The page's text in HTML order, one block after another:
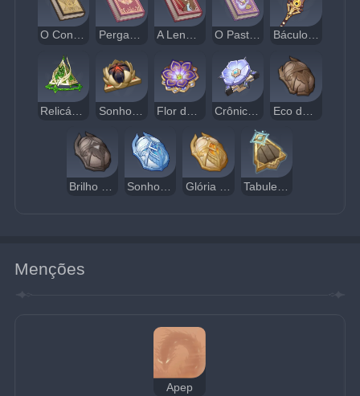
O Conto de Ayn Al-Ahmar Pergaminho da Canção Fluente A Lenda de Shiruyeh e Shirin O Pastor e a Garrafa Mágica Báculo das Areias Escarlates
Menções
Apep